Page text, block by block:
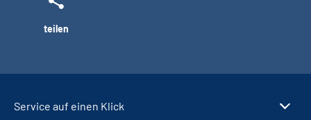
teilen
Service auf einen Klick